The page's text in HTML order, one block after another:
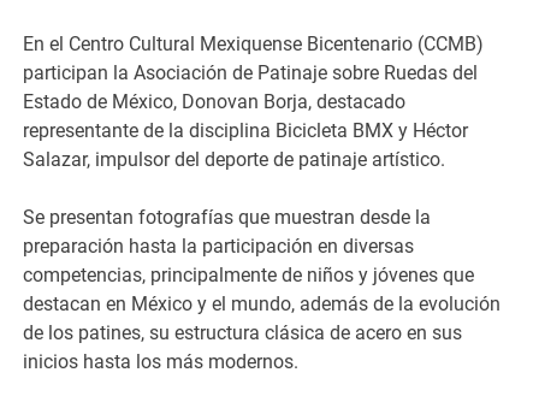
En el Centro Cultural Mexiquense Bicentenario (CCMB)
participan la Asociación de Patinaje sobre Ruedas del
Estado de México, Donovan Borja, destacado
representante de la disciplina Bicicleta BMX y Héctor
Salazar, impulsor del deporte de patinaje artístico.
Se presentan fotografías que muestran desde la
preparación hasta la participación en diversas
competencias, principalmente de niños y jóvenes que
destacan en México y el mundo, además de la evolución
de los patines, su estructura clásica de acero en sus
inicios hasta los más modernos.